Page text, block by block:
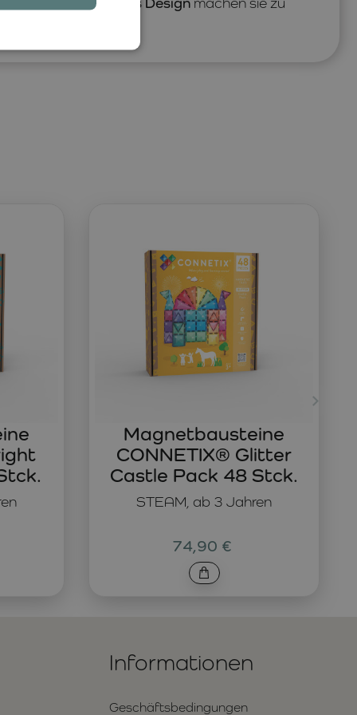
STEAM, ab 3 Jahren
Magnetbausteine
CONNETIX® Glitter
Castle Pack 48 Stck.
74,90 €
Informationen
Geschäftsbedingungen